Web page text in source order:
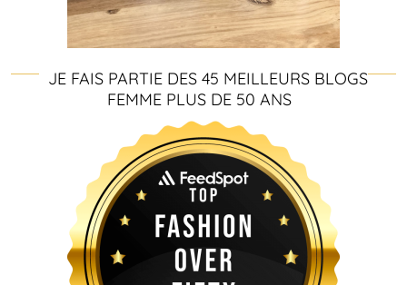
JE FAIS PARTIE DES 45 MEILLEURS BLOGS
FEMME PLUS DE 50 ANS